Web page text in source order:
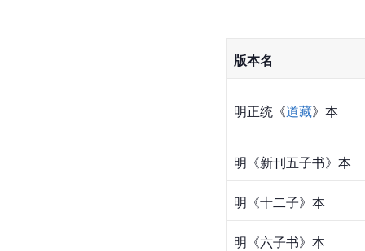
版本名
明正统《道藏》本
明《新刊五子书》本
明《十二子》本
明《六子书》本